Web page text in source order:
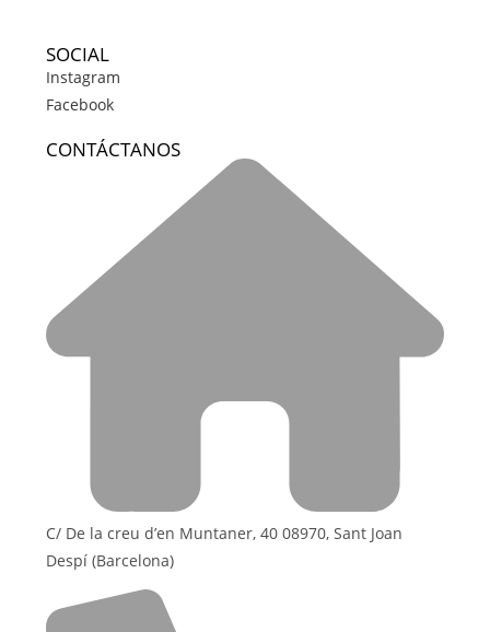
SOCIAL
Instagram
Facebook
CONTÁCTANOS
C/ De la creu d’en Muntaner, 40 08970, Sant Joan
Despí (Barcelona)